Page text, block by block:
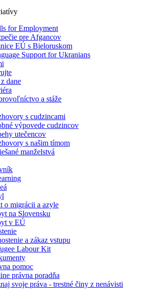
for Employment
pre Afgancov
EÚ s Bieloruskom
Support for Ukranians
dane
a stáže
s cudzincami
výpovede cudzincov
utečencov
s našim tímom
manželstvá
o migrácii a azyle
na Slovensku
v EÚ
a zákaz vstupu
Labour Kit
pomoc
právna poradňa
svoje práva - trestné činy z nenávisti